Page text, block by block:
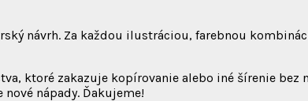
návrh. Za každou ilustráciou, farebnou
ktoré zakazuje kopírovanie alebo iné šírenie bez
nápady. Ďakujeme!